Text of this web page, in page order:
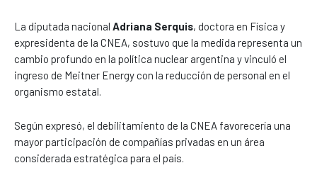
La diputada nacional Adriana Serquis, doctora en Física y
expresidenta de la CNEA, sostuvo que la medida representa un
cambio profundo en la política nuclear argentina y vinculó el
ingreso de Meitner Energy con la reducción de personal en el
organismo estatal.
Según expresó, el debilitamiento de la CNEA favorecería una
mayor participación de compañías privadas en un área
considerada estratégica para el país.